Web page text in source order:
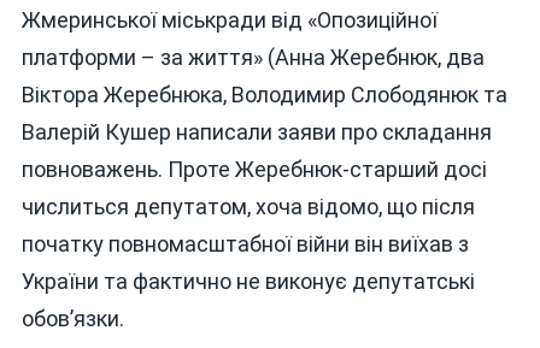
Жмеринської міськради від «Опозиційної
платформи – за життя» (Анна Жеребнюк, два
Віктора Жеребнюка, Володимир Слободянюк та
Валерій Кушер написали заяви про складання
повноважень. Проте Жеребнюк-старший досі
числиться депутатом, хоча відомо, що після
початку повномасштабної війни він виїхав з
України та фактично не виконує депутатські
обов’язки.